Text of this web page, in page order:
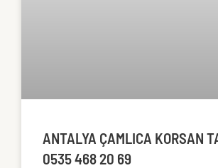
ANTALYA ÇAMLICA KORSAN
0535 468 20 69